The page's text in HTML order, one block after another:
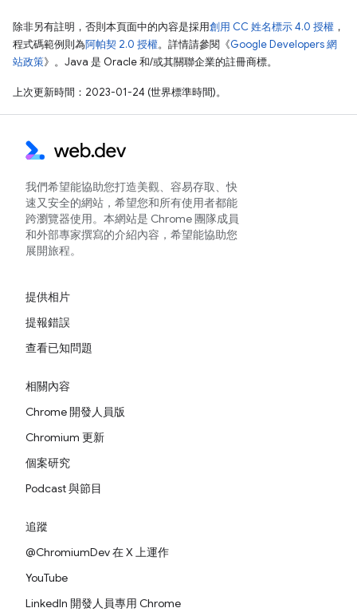
除非另有註明，否則本頁面中的內容是採用創用 CC 姓名標示 4.0 授權 ，
程式碼範例則為阿帕契 2.0 授權。詳情請參閱《Google Developers 網
站政策》。Java 是 Oracle 和/或其關聯企業的註冊商標。
上次更新時間：2023-01-24 (世界標準時間)。
我們希望能協助您打造美觀、容易存取、快
速又安全的網站，希望您和所有使用者都能
跨瀏覽器使用。本網站是 Chrome 團隊成員
和外部專家撰寫的介紹內容，希望能協助您
展開旅程。
提供相片
提報錯誤
查看已知問題
相關內容
Chrome 開發人員版
Chromium 更新
個案研究
Podcast 與節目
追蹤
@ChromiumDev 在 X 上運作
YouTube
LinkedIn 開發人員專用 Chrome